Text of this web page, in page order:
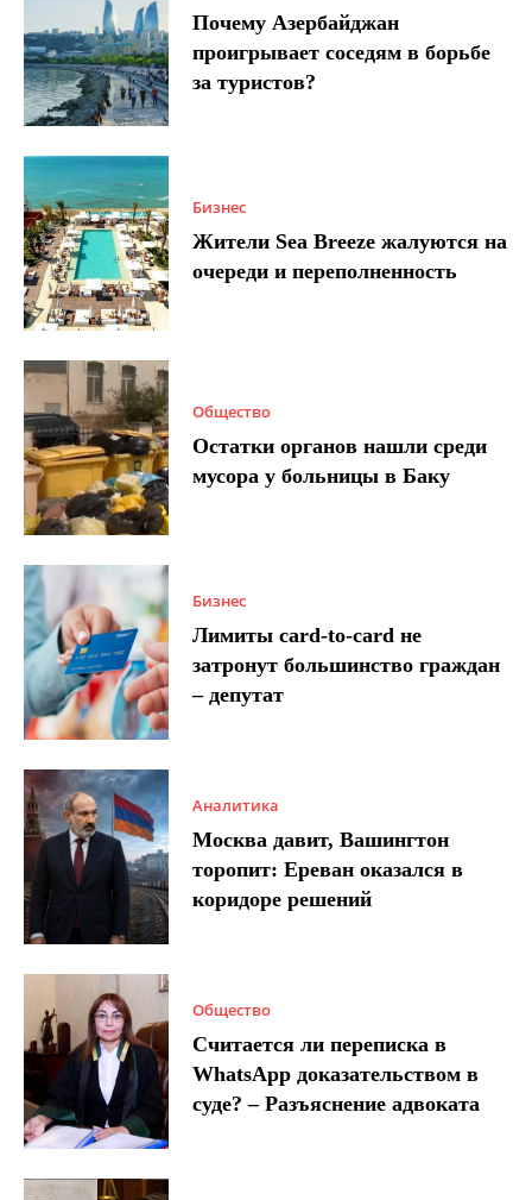
Почему Азербайджан
проигрывает соседям в борьбе
за туристов?
Бизнес
Жители Sea Breeze жалуются на
очереди и переполненность
Общество
Остатки органов нашли среди
мусора у больницы в Баку
Бизнес
Лимиты card-to-card не
затронут большинство граждан
– депутат
Аналитика
Москва давит, Вашингтон
торопит: Ереван оказался в
коридоре решений
Общество
Считается ли переписка в
WhatsApp доказательством в
суде? – Разъяснение адвоката